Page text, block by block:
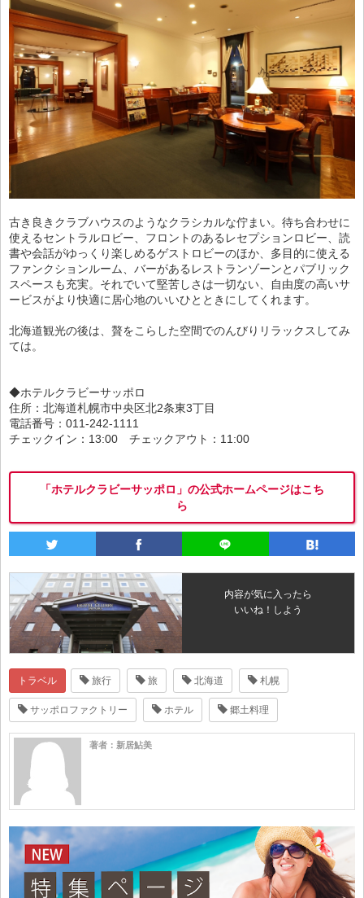
古き良きクラブハウスのようなクラシカルな佇まい。待ち合わせに
使えるセントラルロビー、フロントのあるレセプションロビー、読
書や会話がゆっくり楽しめるゲストロビーのほか、多目的に使える
ファンクションルーム、バーがあるレストランゾーンとパブリック
スペースも充実。それでいて堅苦しさは一切ない、自由度の高いサ
ービスがより快適に居心地のいいひとときにしてくれます。
北海道観光の後は、贅をこらした空間でのんびりリラックスしてみ
ては。
◆ホテルクラビーサッポロ
住所：北海道札幌市中央区北2条東3丁目
電話番号：011-242-1111
チェックイン：13:00 チェックアウト：11:00
「ホテルクラビーサッポロ」の公式ホームページはこち
ら
内容が気に入ったら
いいね！しよう
トラベル 旅行 旅 北海道 札幌
サッポロファクトリー ホテル 郷土料理
著者：新居鮎美